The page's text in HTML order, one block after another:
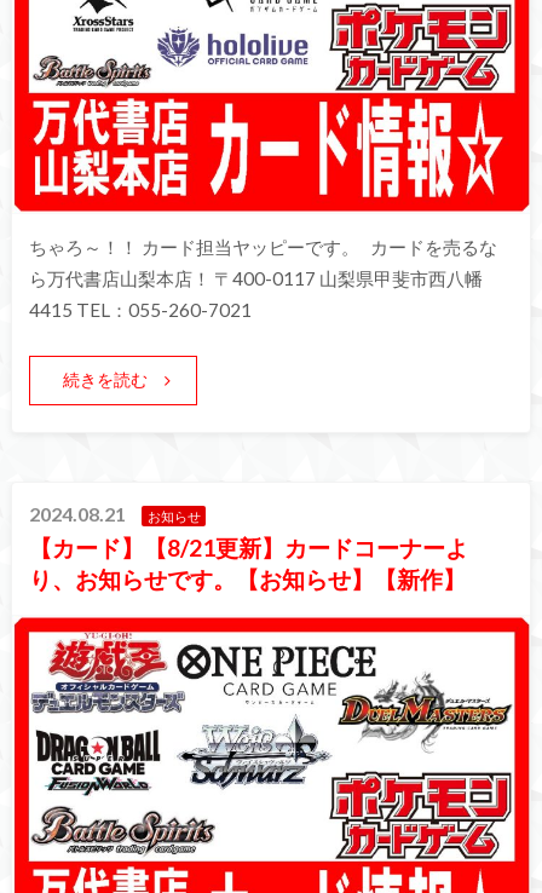
ちゃろ～！！ カード担当ヤッピーです。 カードを売るな
ら万代書店山梨本店！ 〒400-0117 山梨県甲斐市西八幡
4415 TEL：055-260-7021
続きを読む
2024.08.21 お知らせ
【カード】【8/21更新】カードコーナーよ
り、お知らせです。【お知らせ】【新作】